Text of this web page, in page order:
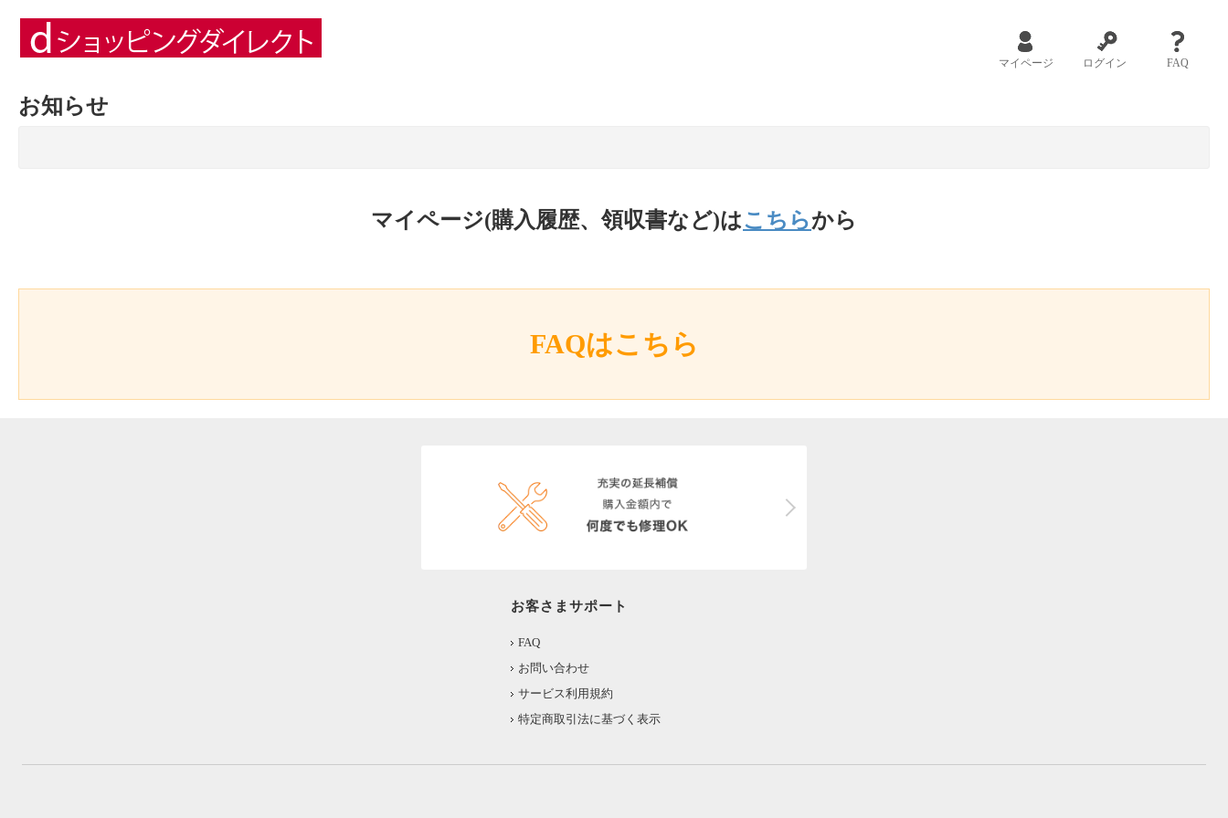
マイページ ログイン FAQ
お知らせ
マイページ(購入履歴、領収書など)はこちらから
FAQはこちら
お客さまサポート
FAQ
お問い合わせ
サービス利用規約
特定商取引法に基づく表示